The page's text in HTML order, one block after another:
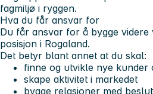
fagmiljø i ryggen.
Hva du får ansvar for
Du får ansvar for å bygge videre
posisjon i Rogaland.
Det betyr blant annet at du skal:
finne og utvikle nye kunder
skape aktivitet i markedet
bygge relasjoner med